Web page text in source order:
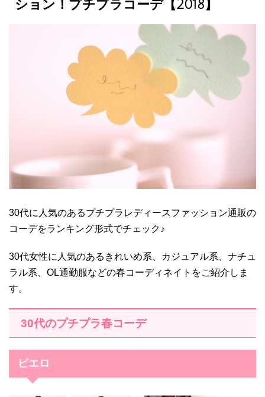
ション！プチプラコーデ【2018】
30代に人気のあるプチプラレディースファッション通販の
コーデをランキング形式でチェック♪
30代女性に人気のあるきれいめ系、カジュアル系、ナチュ
ラル系、OL通勤服などの春コーディネイトをご紹介しま
す。
30代のプチプラ春コーデ
ピエロ